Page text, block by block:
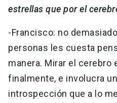
estrellas que por el
-Francisco: no
personas les cuesta
manera. Mirar el cerebro
finalmente, e involucra
introspección que a lo